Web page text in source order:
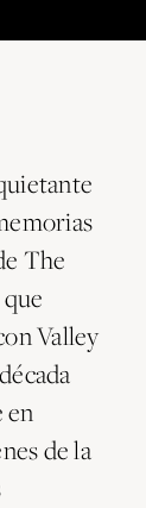
The
Valley
en
de la